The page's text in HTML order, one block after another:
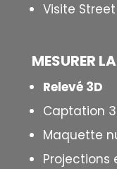
Visite
MESURER LA
Relevé 3D
Captation
Maquette
Projections